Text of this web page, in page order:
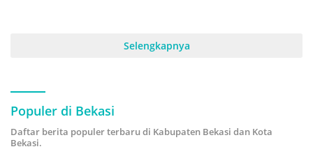
Selengkapnya
Populer di Bekasi
Daftar berita populer terbaru di Kabupaten Bekasi dan Kota
Bekasi.